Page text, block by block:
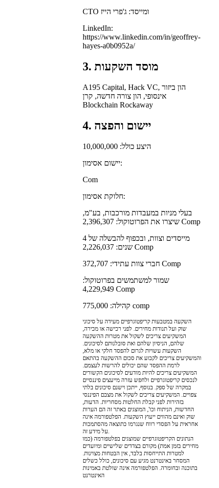
CTO ומייסד: ג'פרי הייז
LinkedIn:
https://www.linkedin.com/in/geoffrey-
hayes-a0b0952a/
3. מוסד השקעות
A195 Capital, Hack VC, הון ביזור
אינסופי, הון צורה חדשה, קרן
Blockchain Rockaway
4. יישום והפצה
היצע כולל: 10,000,000
יישום אסימון:
Com
חלוקת אסימון:
בעלי מניות במעבדות מורכבות, בע"מ,
שיצרו את הפרוטוקול: 2,396,307 Comp
מייסדים וצוות, ובכפוף להבשלה של 4
שנים: 2,226,037 Comp
חברי צוות עתידי: 372,707 Comp
שמור למשתמשים בפרוטוקול:
4,229,949 Comp
קהילה: 775,000 comp
השקעה במטבעות קריפטוגרפיים מעידה על סיכוני
שוק ועל תנודות מחירים. לפני רכישה או מכירה,
המשקיעים צריכים לשקול את מטרות ההשקעה
שלהם, הניסיון שלהם ואת סובלנותם לסיכונים.
השקעות עשויות לגרום להפסד חלקי או מלא,
והמשקיעים צריכים לקבוע את סכום ההשקעה בהתאם
לרמת ההפסד שהם יכולים להרשות לעצמם.
המשקיעים צריכים להיות מודעים לסיכונים הקשורים
לנכסים קריפטוגרפיים ולחפש עזרה מייעצים פיננסיים
במקרה של ספק. בנוסף, ייתכן וישנם סיכונים בלתי
צפויים. המשקיעים צריכים לשקול את מצבם הפיננסי
בזהירות לפני קבלת החלטות מסחריות. הדעות,
החדשות, הניתוח וכו', המוצגים באתר זה הם הערות
שוק ואינם מהווים ייעוץ השקעות. הפלטפורמה אינה
אחראית על הפסדי רווח שנגרמו כתוצאה מהסתמכות
הנתונים הקריפטוגרפיים שמוצגים בפלטפורמה (כמו
מחירים בזמן אמת) מקורם בצדדים שלישיים ומיועדים
למטרות התייחסות בלבד, אין הבטחות מצוינות.
המסחר באינטרנט מגיע עם סיכונים, כולל כשלים
בתוכנה ובחומרה. הפלטפורמה אינה שולטת באמינות
האינטרנט